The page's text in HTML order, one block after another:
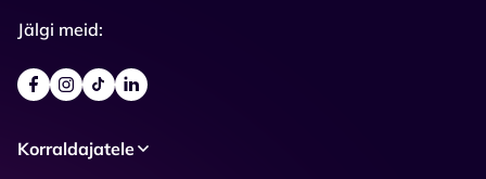
Jälgi meid:
Korraldajatele